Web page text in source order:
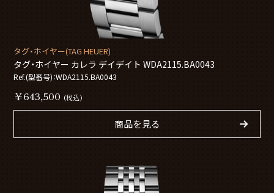
タグ・ホイヤー(TAG HEUER)
タグ・ホイヤー カレラ デイデイト WDA2115.BA0043
Ref.(型番号)：WDA2115.BA0043
￥643,500 (税込)
商品を見る